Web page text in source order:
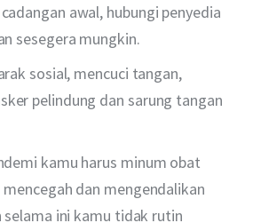
awal, hubungi penyedia
sesegera mungkin.
sosial, mencuci tangan,
pelindung dan sarung tangan
kamu harus minum obat
dan mengendalikan
selama ini kamu tidak rutin